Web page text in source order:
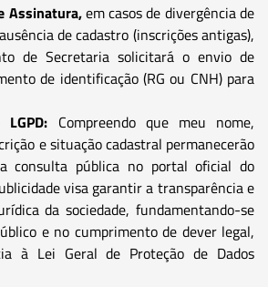
Assinatura,em casos de divergência de
de cadastro (inscrições antigas),
de Secretaria solicitará o envio de
de identificação (RG ou CNH) para
Compreendo que meu nome,
e situação cadastral permanecerão
consulta pública no portal oficial do
visa garantir a transparência e
da sociedade, fundamentando-se
e no cumprimento de dever legal,
à Lei Geral de Proteção de Dados